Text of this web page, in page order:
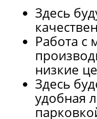
Здесь
Работа с
низкие
Здесь
удобная